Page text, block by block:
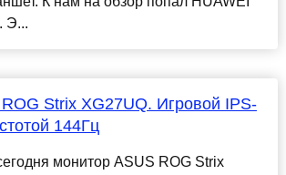
Э...
Strix XG27UQ. Игровой IPS-
144Гц
монитор ASUS ROG Strix